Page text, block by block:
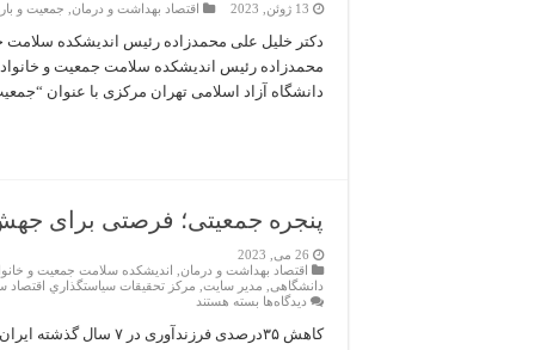
13 ژوئن, 2023 اقتصاد بهداشت و درمان جمعیت و
دکتر خلیل علی محمدزاده رئیس اندیشکده سلامت
محمدزاده رئیس اندیشکده سلامت جمعیت و
دانشگاه آزاد اسلامی تهران مرکزی با عنوان
پنجره جمعیتی؛ فرصتی برای
26 می, 2023
اقتصاد بهداشت و درمان
اندیشکده سلامت جمعیت و
دانشگاهی
مدیر سایت مركز تحقيقات سياستگذاري اقتصاد
دیدگاه‌ها برای
جمعیتی؛
فرصتی
بسته هستند